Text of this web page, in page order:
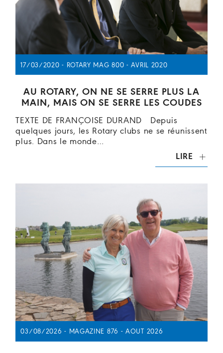
17/03/2020 - ROTARY MAG 800 - AVRIL 2020
AU ROTARY, ON NE SE SERRE PLUS LA
MAIN, MAIS ON SE SERRE LES COUDES
TEXTE DE FRANÇOISE DURAND Depuis
quelques jours, les Rotary clubs ne se réunissent
plus. Dans le monde…
LIRE
03/08/2026 - MAGAZINE 876 - AOUT 2026